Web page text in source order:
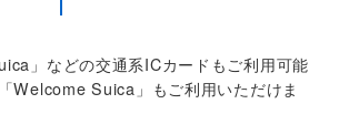
」などの交通系ICカードもご利用可能
Welcome Suica」もご利用いただけま